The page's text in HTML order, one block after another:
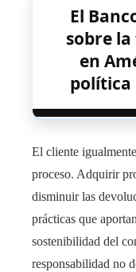
El
sobre
en
política
El cliente
proceso. Adquirir
disminuir las
prácticas que
sostenibilidad del
responsabilidad no